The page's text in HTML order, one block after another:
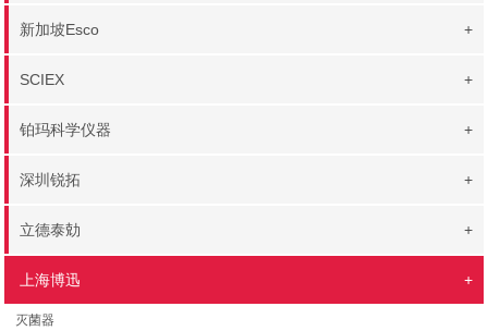
新加坡Esco +
SCIEX +
铂玛科学仪器 +
深圳锐拓 +
立德泰勀 +
上海博迅 +
灭菌器